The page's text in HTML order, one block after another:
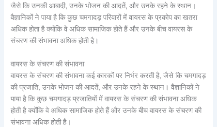
जैसे कि उनकी आबादी, उनके भोजन की आदतें, और उनके रहने के स्थान।
वैज्ञानिकों ने पाया है कि कुछ चमगादड़ परिवारों में वायरस के प्रकोप का खतरा
अधिक होता है क्योंकि वे अधिक सामाजिक होते हैं और उनके बीच वायरस के
संचरण की संभावना अधिक होती है।
वायरस के संचरण की संभावना
वायरस के संचरण की संभावना कई कारकों पर निर्भर करती है, जैसे कि चमगादड़
की प्रजाति, उनके भोजन की आदतें, और उनके रहने के स्थान। वैज्ञानिकों ने
पाया है कि कुछ चमगादड़ प्रजातियों में वायरस के संचरण की संभावना अधिक
होती है क्योंकि वे अधिक सामाजिक होते हैं और उनके बीच वायरस के संचरण की
संभावना अधिक होती है।